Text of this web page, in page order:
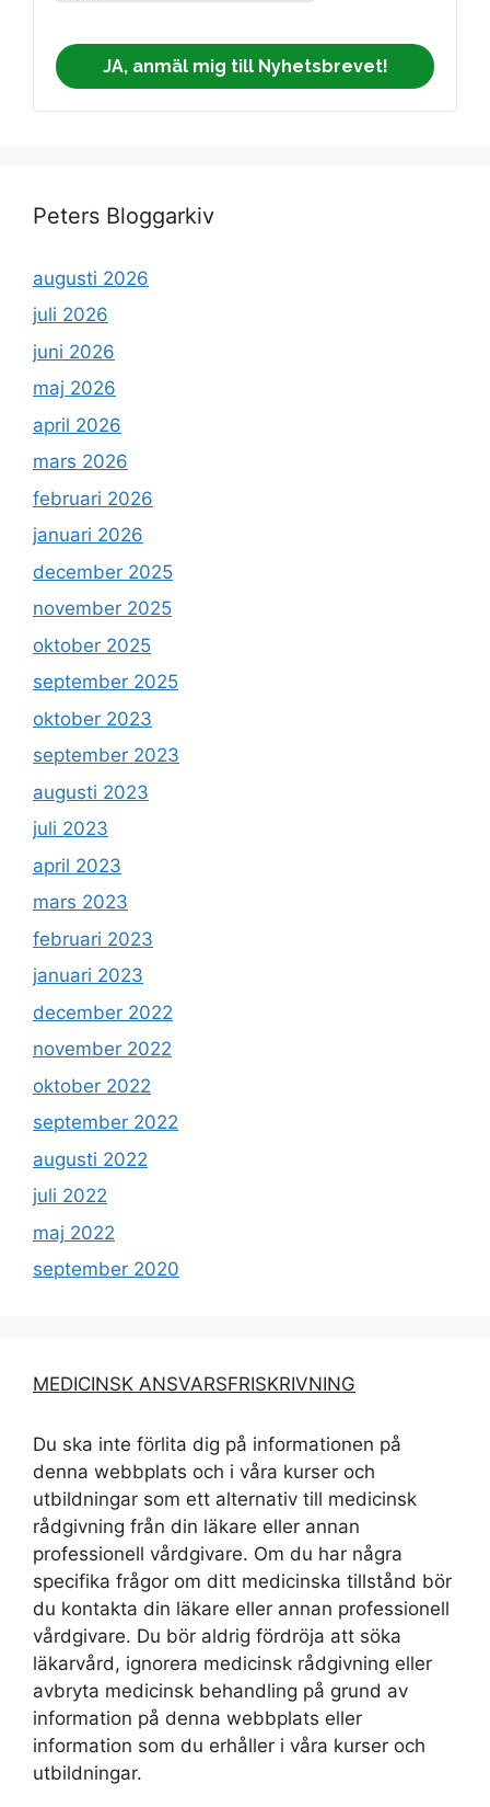
JA, anmäl mig till Nyhetsbrevet!
Peters Bloggarkiv
augusti 2026
juli 2026
juni 2026
maj 2026
april 2026
mars 2026
februari 2026
januari 2026
december 2025
november 2025
oktober 2025
september 2025
oktober 2023
september 2023
augusti 2023
juli 2023
april 2023
mars 2023
februari 2023
januari 2023
december 2022
november 2022
oktober 2022
september 2022
augusti 2022
juli 2022
maj 2022
september 2020
MEDICINSK ANSVARSFRISKRIVNING
Du ska inte förlita dig på informationen på
denna webbplats och i våra kurser och
utbildningar som ett alternativ till medicinsk
rådgivning från din läkare eller annan
professionell vårdgivare. Om du har några
specifika frågor om ditt medicinska tillstånd bör
du kontakta din läkare eller annan professionell
vårdgivare. Du bör aldrig fördröja att söka
läkarvård, ignorera medicinsk rådgivning eller
avbryta medicinsk behandling på grund av
information på denna webbplats eller
information som du erhåller i våra kurser och
utbildningar.